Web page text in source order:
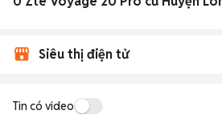
Siêu thị điện tử
Tin có video